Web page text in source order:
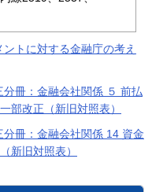
トに対する金融庁の考え
冊：金融会社関係 ５ 前払
部改正（新旧対照表）
冊：金融会社関係 14 資金
新旧対照表）